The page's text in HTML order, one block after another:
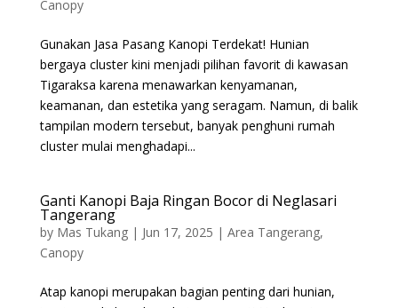
Canopy
Gunakan Jasa Pasang Kanopi Terdekat! Hunian
bergaya cluster kini menjadi pilihan favorit di kawasan
Tigaraksa karena menawarkan kenyamanan,
keamanan, dan estetika yang seragam. Namun, di balik
tampilan modern tersebut, banyak penghuni rumah
cluster mulai menghadapi...
Ganti Kanopi Baja Ringan Bocor di Neglasari
Tangerang
by Mas Tukang| Jun 17, 2025 | Area Tangerang,
Canopy
Atap kanopi merupakan bagian penting dari hunian,